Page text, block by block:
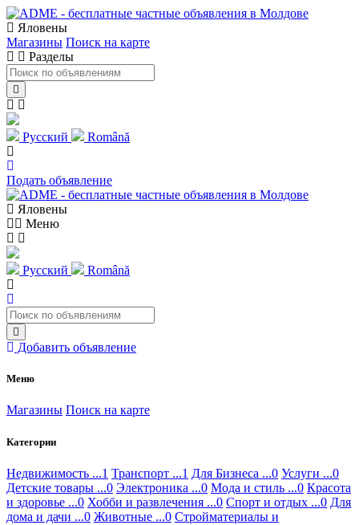
Яловены
Магазины Поиск на карте
Разделы
Русский Română
Подать объявление
Яловены
Меню
Русский Română
Добавить объявление
Меню
Магазины Поиск на карте
Категории
Недвижимость ...1 Транспорт ...1 Для Бизнеса ...0 Услуги ...0
Детские товары ...0 Электроника ...0 Мода и стиль ...0 Красота
и здоровье ...0 Хобби и развлечения ...0 Спорт и отдых ...0 Для
дома и дачи ...0 Животные ...0 Стройматериалы и